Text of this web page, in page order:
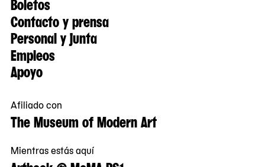
Contacto y prensa
Personal y junta
Empleos
Apoyo
Afiliado con
The Museum of Modern Art
Mientras estás aquí